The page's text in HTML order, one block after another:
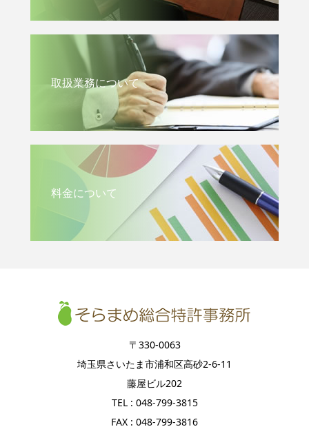
取扱業務について
料金について
〒330-0063
埼玉県さいたま市浦和区高砂2-6-11
藤屋ビル202
TEL : 048-799-3815
FAX : 048-799-3816